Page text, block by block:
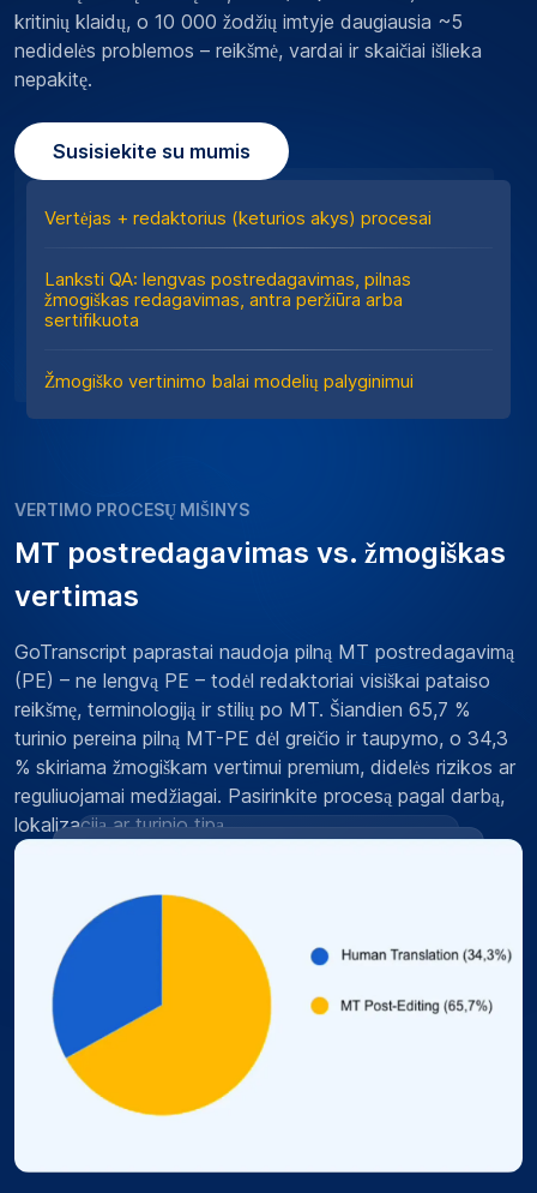
Vertėjas + redaktorius (keturios akys) procesai
Lanksti QA: lengvas postredagavimas, pilnas
žmogiškas redagavimas, antra peržiūra arba
sertifikuota
Žmogiško vertinimo balai modelių palyginimui
kritinių klaidų, o 10 000 žodžių imtyje daugiausia ~5
nedidelės problemos – reikšmė, vardai ir skaičiai išlieka
nepakitę.
Susisiekite su mumis
VERTIMO PROCESŲ MIŠINYS
MT postredagavimas vs. žmogiškas
vertimas
GoTranscript paprastai naudoja pilną MT postredagavimą
(PE) – ne lengvą PE – todėl redaktoriai visiškai pataiso
reikšmę, terminologiją ir stilių po MT. Šiandien 65,7 %
turinio pereina pilną MT-PE dėl greičio ir taupymo, o 34,3
% skiriama žmogiškam vertimui premium, didelės rizikos ar
reguliuojamai medžiagai. Pasirinkite procesą pagal darbą,
lokalizaciją ar turinio tipą